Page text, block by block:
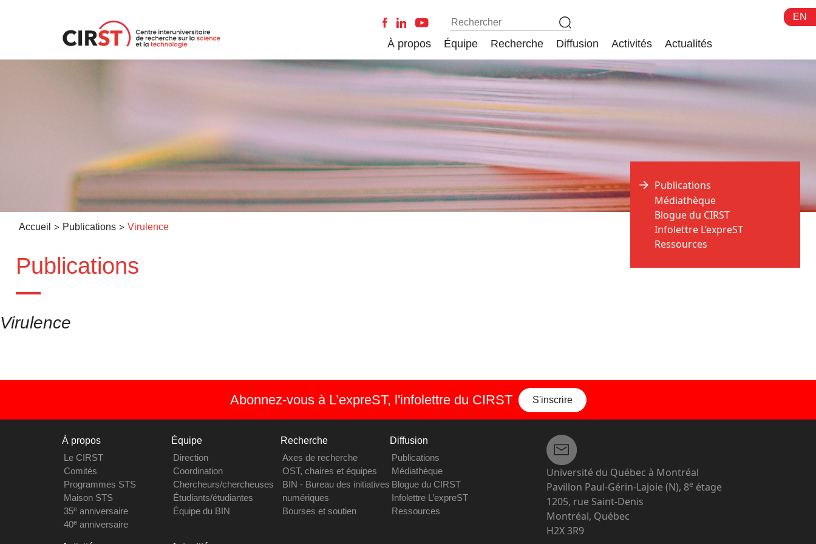
EN
À propos Équipe Recherche Diffusion Activités Actualités
Accueil > Publications > Virulence
Publications
Publications
Médiathèque
Blogue du CIRST
Infolettre L’expreST
Ressources
Virulence
Abonnez-vous à L’expreST, l'infolettre du CIRST S'inscrire
À propos
Le CIRST
Comités
Programmes STS
Maison STS
35eanniversaire
40eanniversaire
Équipe
Direction
Coordination
Chercheurs/chercheuses
Étudiants/étudiantes
Équipe du BIN
Recherche
Axes de recherche
OST, chaires et équipes
BIN - Bureau des initiatives
numériques
Bourses et soutien
Diffusion
Publications
Médiathèque
Blogue du CIRST
Infolettre L’expreST
Ressources
Université du Québec à Montréal
Pavillon Paul-Gérin-Lajoie (N), 8e étage
1205, rue Saint-Denis
Montréal, Québec
H2X 3R9